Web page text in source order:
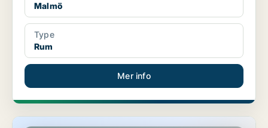
Malmö
Type
Rum
Mer info
Rum i Malmö